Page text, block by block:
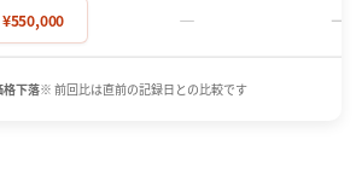
¥550,000 － －
格下落※ 前回比は直前の記録日との比較です